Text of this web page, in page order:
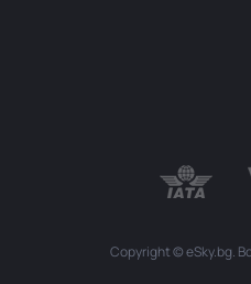
Copyright © eSky.bg.